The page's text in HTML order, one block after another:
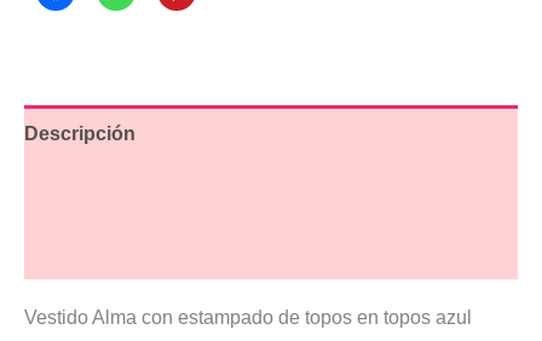
Descripción
Vestido Alma con estampado de topos en topos azul